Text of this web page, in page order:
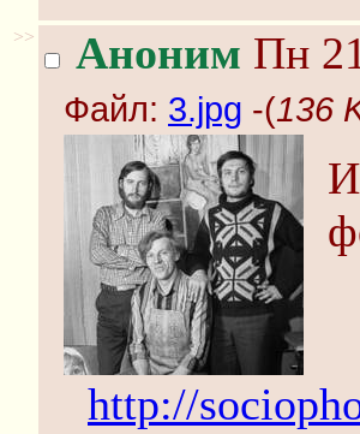
>> Аноним Пн
Файл: 3.jpg -(136
http://